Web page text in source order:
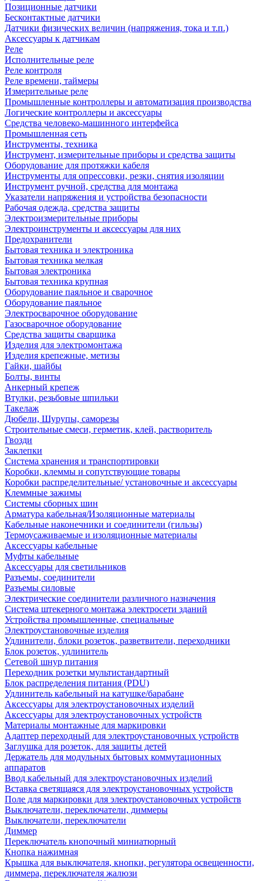
Позиционные датчики
Бесконтактные датчики
Датчики физических величин (напряжения, тока и т.п.)
Аксессуары к датчикам
Реле
Исполнительные реле
Реле контроля
Реле времени, таймеры
Измерительные реле
Промышленные контроллеры и автоматизация производства
Логические контроллеры и аксессуары
Средства человеко-машинного интерфейса
Промышленная сеть
Инструменты, техника
Инструмент, измерительные приборы и средства защиты
Оборудование для протяжки кабеля
Инструменты для опрессовки, резки, снятия изоляции
Инструмент ручной, средства для монтажа
Указатели напряжения и устройства безопасности
Рабочая одежда, средства защиты
Электроизмерительные приборы
Электроинструменты и аксессуары для них
Предохранители
Бытовая техника и электроника
Бытовая техника мелкая
Бытовая электроника
Бытовая техника крупная
Оборудование паяльное и сварочное
Оборудование паяльное
Электросварочное оборудование
Газосварочное оборудование
Средства защиты сварщика
Изделия для электромонтажа
Изделия крепежные, метизы
Гайки, шайбы
Болты, винты
Анкерный крепеж
Втулки, резьбовые шпильки
Такелаж
Дюбели, Шурупы, саморезы
Строительные смеси, герметик, клей, растворитель
Гвозди
Заклепки
Система хранения и транспортировки
Коробки, клеммы и сопутствующие товары
Коробки распределительные/ установочные и аксессуары
Клеммные зажимы
Системы сборных шин
Арматура кабельная/Изоляционные материалы
Кабельные наконечники и соединители (гильзы)
Термоусаживаемые и изоляционные материалы
Аксессуары кабельные
Муфты кабельные
Аксессуары для светильников
Разъемы, соединители
Разъемы силовые
Электрические соединители различного назначения
Система штекерного монтажа электросети зданий
Устройства промышленные, специальные
Электроустановочные изделия
Удлинители, блоки розеток, разветвители, переходники
Блок розеток, удлинитель
Сетевой шнур питания
Переходник розетки мультистандартный
Блок распределения питания (PDU)
Удлинитель кабельный на катушке/барабане
Аксессуары для электроустановочных изделий
Аксессуары для электроустановочных устройств
Материалы монтажные для маркировки
Адаптер переходный для электроустановочных устройств
Заглушка для розеток, для защиты детей
Держатель для модульных бытовых коммутационных
аппаратов
Ввод кабельный для электроустановочных изделий
Вставка светящаяся для электроустановочных устройств
Поле для маркировки для электроустановочных устройств
Выключатели, переключатели, диммеры
Выключатели, переключатели
Диммер
Переключатель кнопочный миниатюрный
Кнопка нажимная
Крышка для выключателя, кнопки, регулятора освещенности,
диммера, переключателя жалюзи